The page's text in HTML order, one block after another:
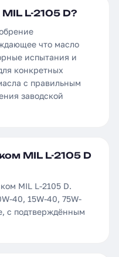
L-2105 D?
что масло
испытания и
конкретных
с правильным
заводской
MIL L-2105 D
MIL L-2105 D.
40, 15W-40, 75W-
с подтверждённым